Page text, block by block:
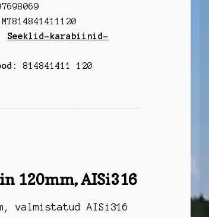
MT814841411120
Seeklid-karabiinid-
814841411 120
120mm, AISi316
valmistatud AISi316